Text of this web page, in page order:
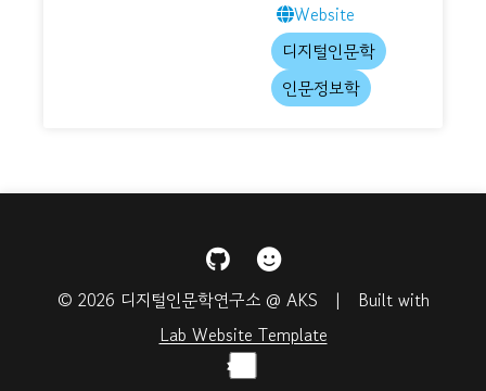
Website
디지털인문학
인문정보학
© 2026 디지털인문학연구소 @ AKS | Built with
Lab Website Template